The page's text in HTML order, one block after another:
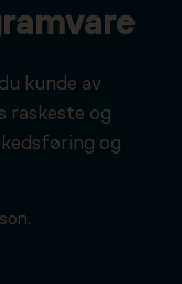
kunde av
raskeste og
og